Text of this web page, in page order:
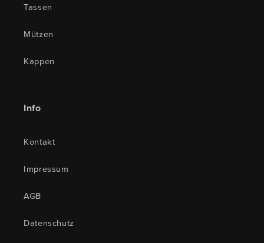
Tassen
Mützen
Kappen
Info
Kontakt
Impressum
AGB
Datenschutz